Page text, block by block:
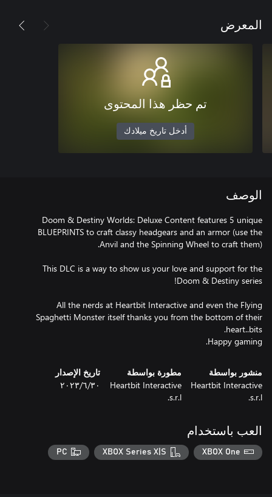
المعرض
تم حظر هذا المحتوى
أدخل تاريخ ميلادك
الوصف
Doom & Destiny Worlds: Deluxe Content features 5 unique
BLUEPRINTS to craft classy headgears and an armor (use the
This DLC is a way to show us your love and support for the
All the nerds at Heartbit Interactive and even the Flying
Spaghetti Monster itself thanks you from the bottom of their
Happy gaming.
منشور بواسطة
Heartbit Interactive
s.r.l.
مطورة بواسطة
Heartbit Interactive
s.r.l.
تاريخ الإصدار
٣٠‏/٦‏/٢٠٢٣
العب باستخدام
XBOX One
XBOX Series X|S
PC